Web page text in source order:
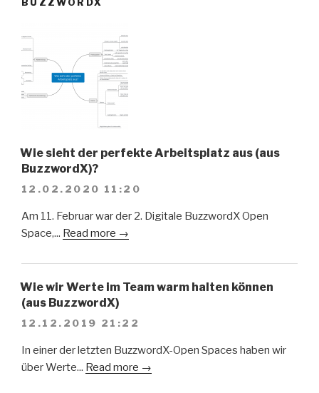
BUZZWORDX
Wie sieht der perfekte Arbeitsplatz aus (aus
BuzzwordX)?
12.02.2020 11:20
Am 11. Februar war der 2. Digitale BuzzwordX Open
Space,... Read more →
Wie wir Werte im Team warm halten können
(aus BuzzwordX)
12.12.2019 21:22
In einer der letzten BuzzwordX-Open Spaces haben wir
über Werte... Read more →